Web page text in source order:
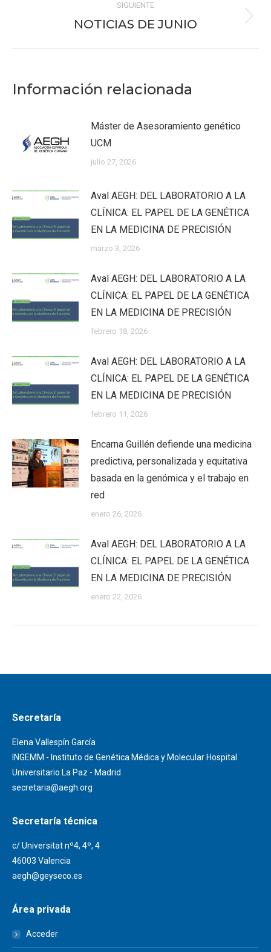
SIGUIENTE
Publicación
NOTICIAS DE JUNIO
Información relacionada
Máster de Asesoramiento genético
UCM
julio 27, 2026
Aval AEGH: DEL LABORATORIO A LA
CLÍNICA: EL PAPEL DE LA GENÉTICA
EN LA MEDICINA DE PRECISIÓN
marzo 3, 2026
Aval AEGH: DEL LABORATORIO A LA
CLÍNICA: EL PAPEL DE LA GENÉTICA
EN LA MEDICINA DE PRECISIÓN
febrero 18, 2026
Aval AEGH: DEL LABORATORIO A LA
CLÍNICA: EL PAPEL DE LA GENÉTICA
EN LA MEDICINA DE PRECISIÓN
febrero 11, 2026
Encarna Guillén defiende una medicina
predictiva, personalizada y equitativa
basada en la genómica y el trabajo en
red
enero 26, 2026
Aval AEGH: DEL LABORATORIO A LA
CLÍNICA: EL PAPEL DE LA GENÉTICA
EN LA MEDICINA DE PRECISIÓN
enero 22, 2026
Secretaría
Elena Vallespín García
INGEMM - Instituto de Genética Médica y Molecular Hospital
Universitario La Paz - Madrid
secretaria@aegh.org
Secretaría técnica
c/ Universitat nº4, 4º, 4
46003 Valencia
aegh@geyseco.es
Área privada
Acceder